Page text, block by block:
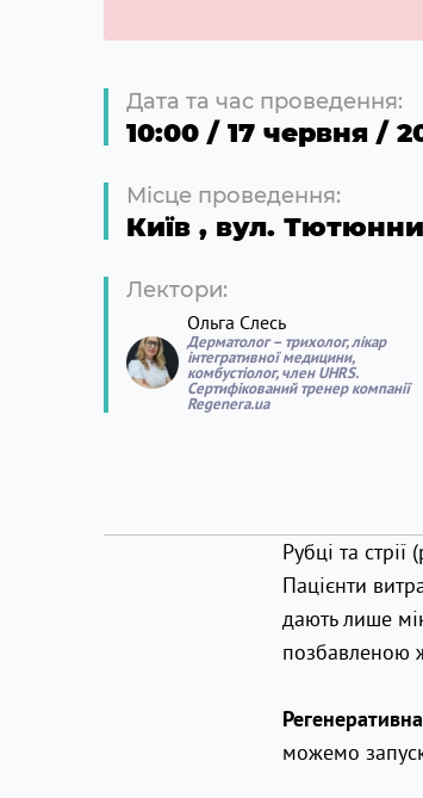
Дата та час проведення:
10:00 / 17 червня /
Місце проведення:
Київ , вул.
Лектори:
Ольга Слесь
Дерматолог – трихолог, лікар
інтегративної медицини,
комбустіолог, член UHRS.
Сертифікований тренер компанії
Regenera.ua
Рубці та
Пацієнти
дають лише
позбавленою
можемо